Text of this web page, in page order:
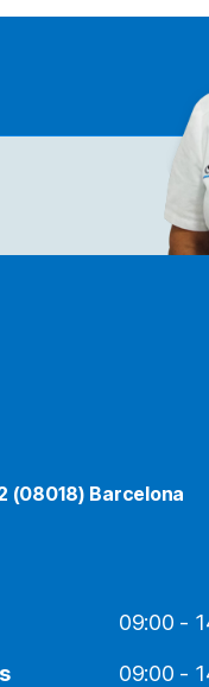
(08018) Barcelona
09:00 -
09:00 -